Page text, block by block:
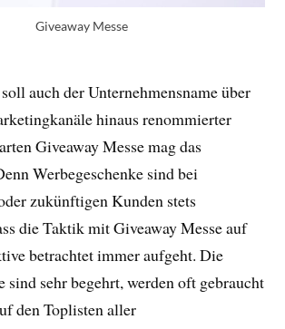
Giveaway Messe
auch der Unternehmensname über
hinaus renommierter
Giveaway Messe mag das
Werbegeschenke sind bei
zukünftigen Kunden stets
die Taktik mit Giveaway Messe auf
betrachtet immer aufgeht. Die
sind sehr begehrt, werden oft gebraucht
den Toplisten aller